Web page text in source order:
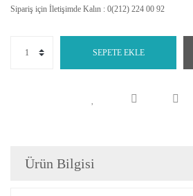
Sipariş için İletişimde Kalın : 0(212) 224 00 92
SEPETE EKLE
Ürün Bilgisi